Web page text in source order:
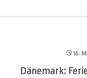
16.
Dänemark: